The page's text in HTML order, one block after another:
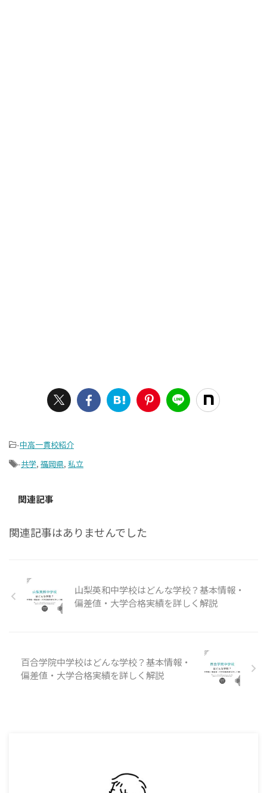
-中高一貫校紹介
-共学, 福岡県, 私立
関連記事
関連記事はありませんでした
山梨英和中学校はどんな学校？基本情報・
偏差値・大学合格実績を詳しく解説
百合学院中学校はどんな学校？基本情報・
偏差値・大学合格実績を詳しく解説